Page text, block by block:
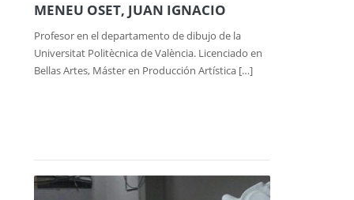
MENEU OSET, JUAN IGNACIO
Profesor en el departamento de dibujo de la
Universitat Politècnica de València. Licenciado en
Bellas Artes, Máster en Producción Artística […]